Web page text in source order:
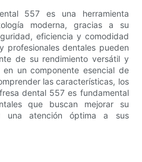
557 es una herramienta
moderna, gracias a su
eficiencia y comodidad
profesionales dentales pueden
de su rendimiento versátil y
un componente esencial de
las características, los
dental 557 es fundamental
que buscan mejorar su
una atención óptima a sus